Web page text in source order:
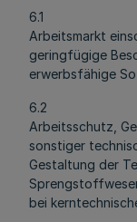
6.1
Arbeitsmarkt
geringfügige
erwerbsfähige
6.2
Arbeitsschutz,
sonstiger
Gestaltung der
bei